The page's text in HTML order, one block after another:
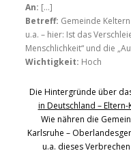
An: […]
Betreff: Gemeinde
u.a. – hier: Ist das
Menschlichkeit“ und die
Wichtigkeit: Hoch
Die Hintergründe über
in Deutschland –
Wie nähren die
Karlsruhe –
u.a. dieses